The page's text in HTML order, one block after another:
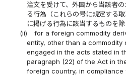
注文を受けて、外国から当該者
る行為（これらの号に規定する
に掲げる行為に該当するものを除
(ii)
for a foreign commodity
entity, other than a commodity
engaged in the acts stated in
paragraph (22) of the Act in
foreign country, in compliance